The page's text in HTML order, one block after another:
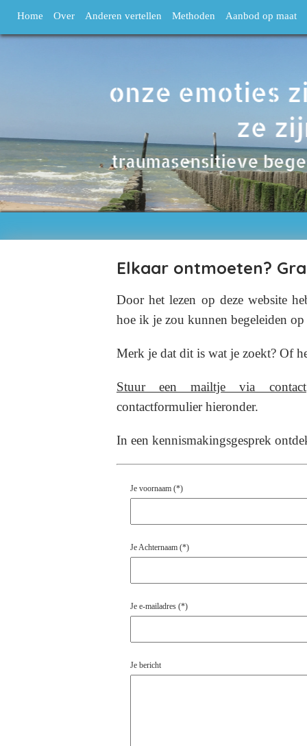
Home Over Anderen vertellen Methoden Aanbod op maat
Elkaar ontmoeten?
Door het lezen op deze website
hoe ik je zou kunnen begeleiden op
Merk je dat dit is wat je zoekt? Of
Stuur een mailtje via
contactformulier hieronder.
In een kennismakingsgesprek
Je voornaam (*)
Je Achternaam (*)
Je e-mailadres (*)
Je bericht